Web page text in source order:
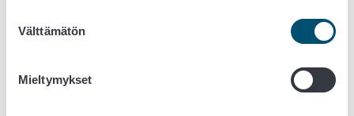
valinta
Välttämätön
Mieltymykset
siivilöinnillä tai metallinilmaisimilla taikka
tarkistaminen kemiallisen prosessin muodostuvan